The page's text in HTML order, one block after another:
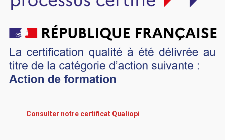
Consulter notre certificat Qualiopi